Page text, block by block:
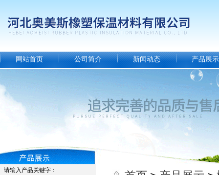
网站首页 公司简介 新闻动态 产品展示
请输入产品关键字：